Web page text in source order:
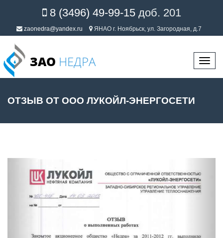
8 (3496) 49-99-15доб. 201
zaonedra@yandex.ru ЯНАО г. Ноябрьск, ул. Загородная, д.7
ЗАО НЕДРА
ОТЗЫВ ОТ ООО ЛУКОЙЛ-ЭНЕРГОСЕТИ